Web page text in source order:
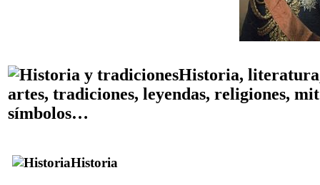
Historia,
artes, tradiciones, leyendas, religiones,
símbolos…
Historia